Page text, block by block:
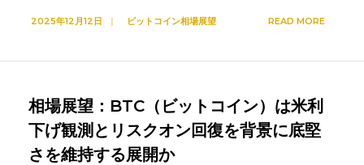
2025年12月12日 | ビットコイン相場展望 READ MORE
相場展望：BTC（ビットコイン）は米利
下げ観測とリスクオン回復を背景に底堅
さを維持する展開か